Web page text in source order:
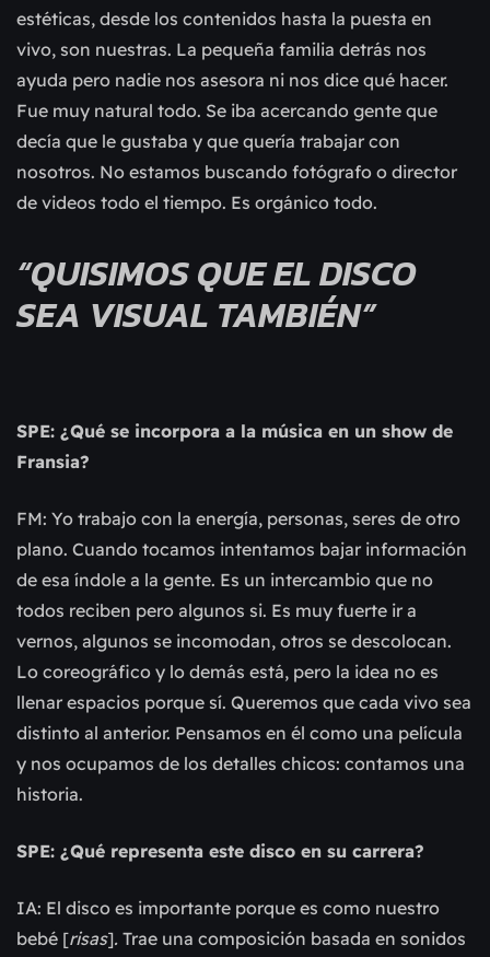
estéticas, desde los contenidos hasta la puesta en
vivo, son nuestras. La pequeña familia detrás nos
ayuda pero nadie nos asesora ni nos dice qué hacer.
Fue muy natural todo. Se iba acercando gente que
decía que le gustaba y que quería trabajar con
nosotros. No estamos buscando fotógrafo o director
de videos todo el tiempo. Es orgánico todo.
“QUISIMOS QUE EL DISCO
SEA VISUAL TAMBIÉN”
SPE: ¿Qué se incorpora a la música en un show de
Fransia?
FM: Yo trabajo con la energía, personas, seres de otro
plano. Cuando tocamos intentamos bajar información
de esa índole a la gente. Es un intercambio que no
todos reciben pero algunos si. Es muy fuerte ir a
vernos, algunos se incomodan, otros se descolocan.
Lo coreográfico y lo demás está, pero la idea no es
llenar espacios porque sí. Queremos que cada vivo sea
distinto al anterior. Pensamos en él como una película
y nos ocupamos de los detalles chicos: contamos una
historia.
SPE: ¿Qué representa este disco en su carrera?
IA: El disco es importante porque es como nuestro
bebé [risas]. Trae una composición basada en sonidos